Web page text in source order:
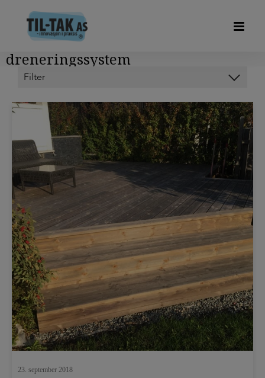
dreneringssystem
HODY FORSKALINGSPLATER
OM OSS
OP-DECK
PIR ISOLERING
SVALEHALEPLATER DUOFOR
TIL-TAK LIGHT
TIL-TAK ORIGINAL
Tags
betonggulv bodplass brannsikker isolasjon brannskille carport
dampsperre damptett isolering dreneringssystem
23. september 2018